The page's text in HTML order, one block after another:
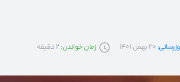
زمان خواندن: 2 دقیقه